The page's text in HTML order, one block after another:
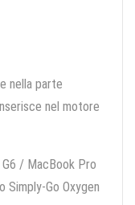
nella parte
nel motore
/ MacBook Pro
Simply-Go Oxygen